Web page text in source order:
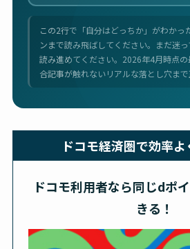
この2行で「自分はどっちか」がわかっ
ンまで読み飛ばしてください。まだ迷
読み進めてください。2026年4月時点
合記事が触れないリアルな落とし穴まで
ドコモ経済圏で効率よ
ドコモ利用者なら同じdポ
きる！